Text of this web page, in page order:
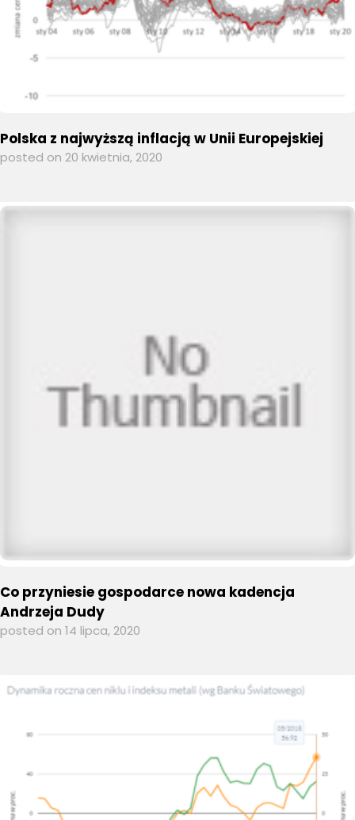
Polska z najwyższą inflacją w Unii Europejskiej
posted on 20 kwietnia, 2020
Co przyniesie gospodarce nowa kadencja
Andrzeja Dudy
posted on 14 lipca, 2020